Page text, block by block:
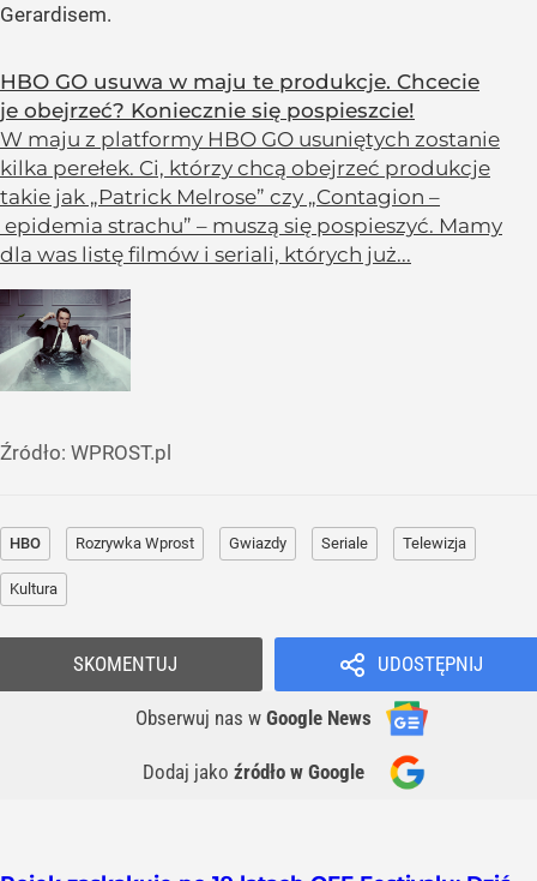
Gerardisem.
HBO GO usuwa w maju te produkcje. Chcecie
je obejrzeć? Koniecznie się pospieszcie!
W maju z platformy HBO GO usuniętych zostanie
kilka perełek. Ci, którzy chcą obejrzeć produkcje
takie jak „Patrick Melrose” czy „Contagion –
epidemia strachu” – muszą się pospieszyć. Mamy
dla was listę filmów i seriali, których już...
Źródło: WPROST.pl
HBO Rozrywka Wprost Gwiazdy Seriale Telewizja
Kultura
UDOSTĘPNIJ
Obserwuj nas w Google News
Dodaj jako źródło w Google
SKOMENTUJ